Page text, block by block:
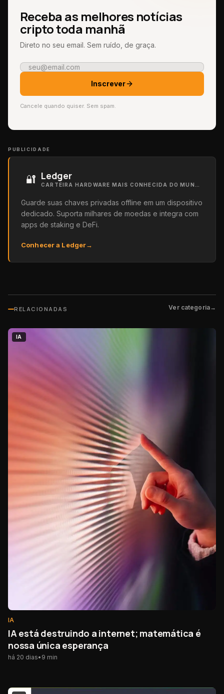
Receba as melhores notícias
cripto toda manhã
Direto no seu email. Sem ruído, de graça.
Inscrever
Cancele quando quiser. Sem spam.
PUBLICIDADE
🔐 Ledger
Guarde suas chaves privadas offline em um dispositivo
dedicado. Suporta milhares de moedas e integra com
apps de staking e DeFi.
Conhecer a Ledger→
RELACIONADAS Ver categoria→
IA
IA
IA está destruindo a internet; matemática é
nossa única esperança
há 20 dias• 9 min